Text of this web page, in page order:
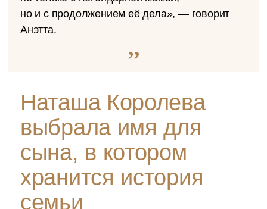
но и с продолжением её дела», — говорит
Анэтта.
Наташа Королева
выбрала имя для
сына, в котором
хранится история
семьи